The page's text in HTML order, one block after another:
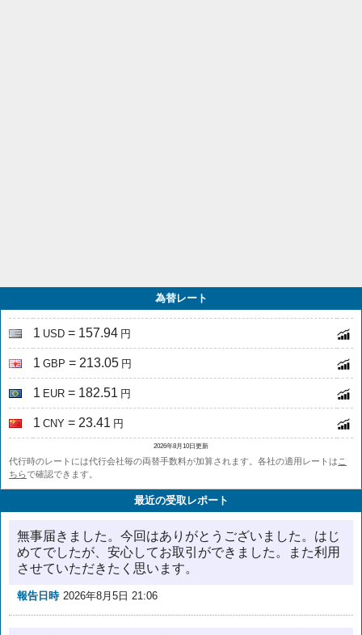
為替レート
1 USD = 157.94 円
1 GBP = 213.05 円
1 EUR = 182.51 円
1 CNY = 23.41 円
2026年8月10日更新
代行時のレートには代行会社毎の両替手数料が加算されます。各社の適用レートは こ
ちらで確認できます。
最近の受取レポート
無事届きました。今回はありがとうございました。はじ
めてでしたが、安心してお取引ができました。また利用
させていただきたく思います。
報告日時 2026年8月5日 21:06